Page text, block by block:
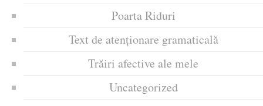
Poarta Riduri
Text de atenționare gramaticală
Trăiri afective ale mele
Uncategorized